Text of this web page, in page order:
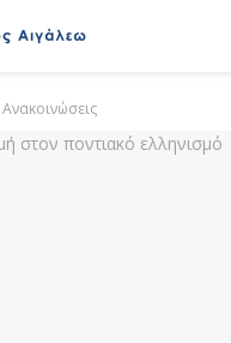
Ανακοινώσεις